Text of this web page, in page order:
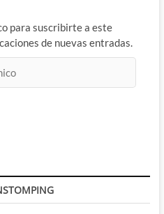
para suscribirte a este
de nuevas entradas.